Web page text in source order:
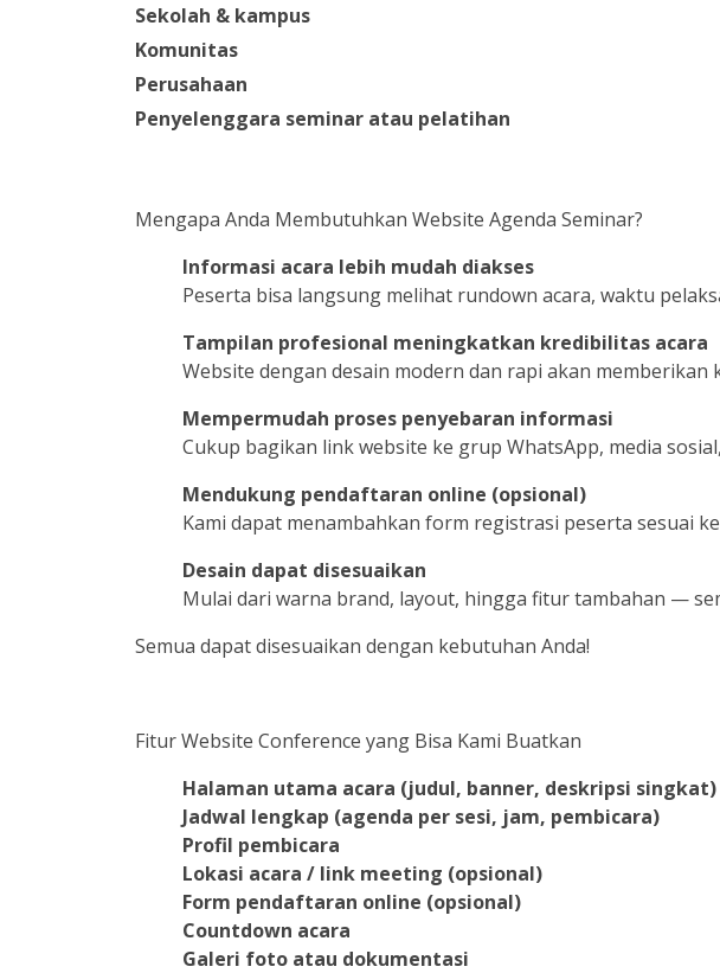
Sekolah & kampus
Komunitas
Perusahaan
Penyelenggara seminar atau pelatihan
Mengapa Anda Membutuhkan Website Agenda Seminar?
Informasi acara lebih mudah diakses
Peserta bisa langsung melihat rundown acara, waktu
Tampilan profesional meningkatkan kredibilitas acara
Website dengan desain modern dan rapi akan
Mempermudah proses penyebaran informasi
Cukup bagikan link website ke grup WhatsApp, media
Mendukung pendaftaran online (opsional)
Kami dapat menambahkan form registrasi peserta sesuai
Desain dapat disesuaikan
Mulai dari warna brand, layout, hingga fitur tambahan —
Semua dapat disesuaikan dengan kebutuhan Anda!
Fitur Website Conference yang Bisa Kami Buatkan
Halaman utama acara (judul, banner, deskripsi singkat)
Jadwal lengkap (agenda per sesi, jam, pembicara)
Profil pembicara
Lokasi acara / link meeting (opsional)
Form pendaftaran online (opsional)
Countdown acara
Galeri foto atau dokumentasi